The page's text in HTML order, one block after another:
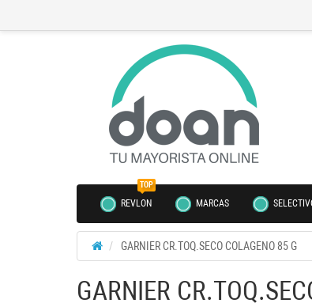
TOP
REVLON MARCAS
GARNIER CR.TOQ.SECO COLAGENO 85 G
GARNIER